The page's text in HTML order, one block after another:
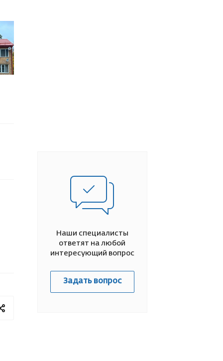
Наши специалисты
ответят на любой
интересующий вопрос
Задать вопрос